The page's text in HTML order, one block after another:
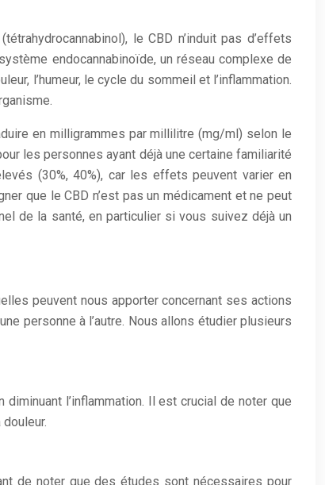
le CBD n’induit pas d’effets
endocannabinoïde, un réseau complexe de
l’humeur, le cycle du sommeil et l’inflammation.
en milligrammes par millilitre (mg/ml) selon le
les personnes ayant déjà une certaine familiarité
(30%, 40%), car les effets peuvent varier en
que le CBD n’est pas un médicament et ne peut
de la santé, en particulier si vous suivez déjà un
peuvent nous apporter concernant ses actions
personne à l’autre. Nous allons étudier plusieurs
l’inflammation. Il est crucial de noter que
de noter que des études sont nécessaires pour